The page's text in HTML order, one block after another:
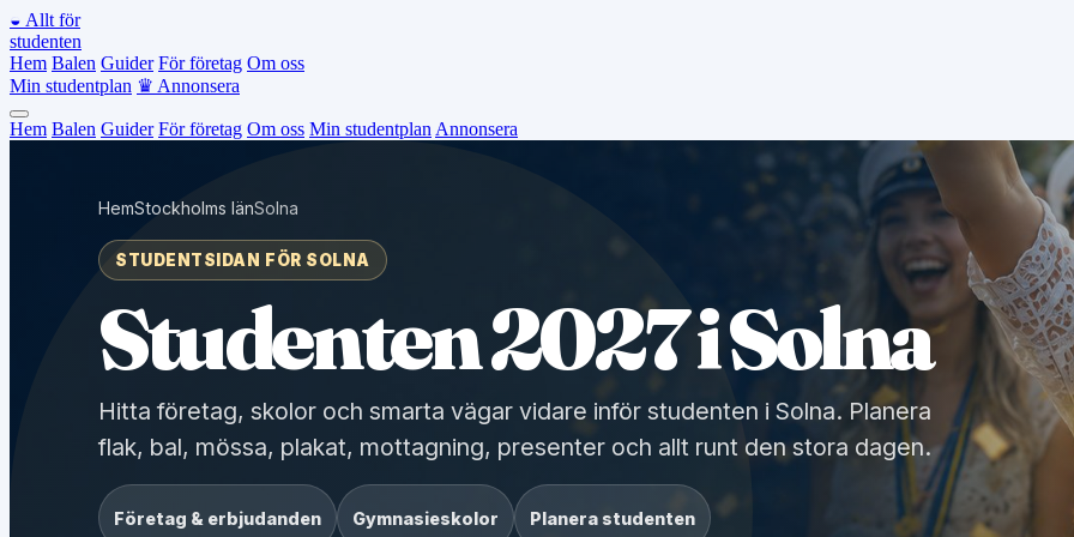
◒ Allt för
studenten
Hem Balen Guider För företag Om oss
Min studentplan ♛ Annonsera
Hem Balen Guider För företag Om oss Min studentplan Annonsera
HemStockholms länSolna
STUDENTSIDAN FÖR SOLNA
Studenten 2027 i Solna
Hitta företag, skolor och smarta vägar vidare inför studenten i Solna. Planera
flak, bal, mössa, plakat, mottagning, presenter och allt runt den stora dagen.
Företag & erbjudanden Gymnasieskolor Planera studenten